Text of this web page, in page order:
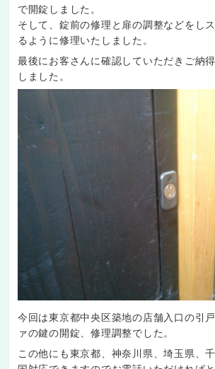
で開錠しました。
そして、錠前の修理と扉の調整などをし
るように修理いたしました。
最後にお客さんに確認していただきご納
しました。
今回は東京都中央区築地の店舗入口の引
ァの鍵の開錠、修理調整でした。
この他にも東京都、神奈川県、埼玉県、